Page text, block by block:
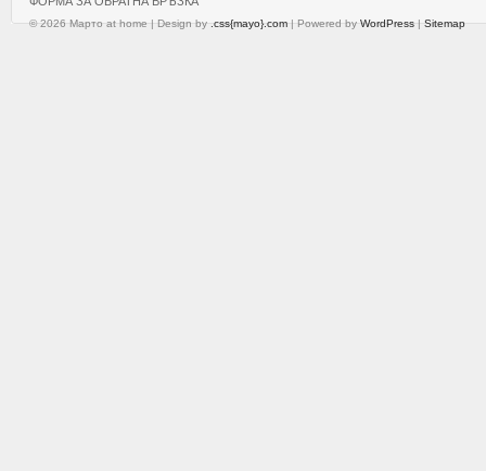
© 2026 Марто at home | Design by.css{mayo}.com| Powered byWordPress|Sitemap